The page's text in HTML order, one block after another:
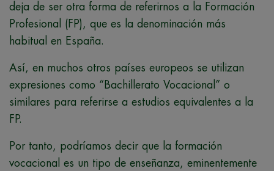
deja de ser otra forma de referirnos a la Formación
Profesional (FP), que es la denominación más
habitual en España.
Así, en muchos otros países europeos se utilizan
expresiones como “Bachillerato Vocacional” o
similares para referirse a estudios equivalentes a la
FP.
Por tanto, podríamos decir que la formación
vocacional es un tipo de enseñanza, eminentemente